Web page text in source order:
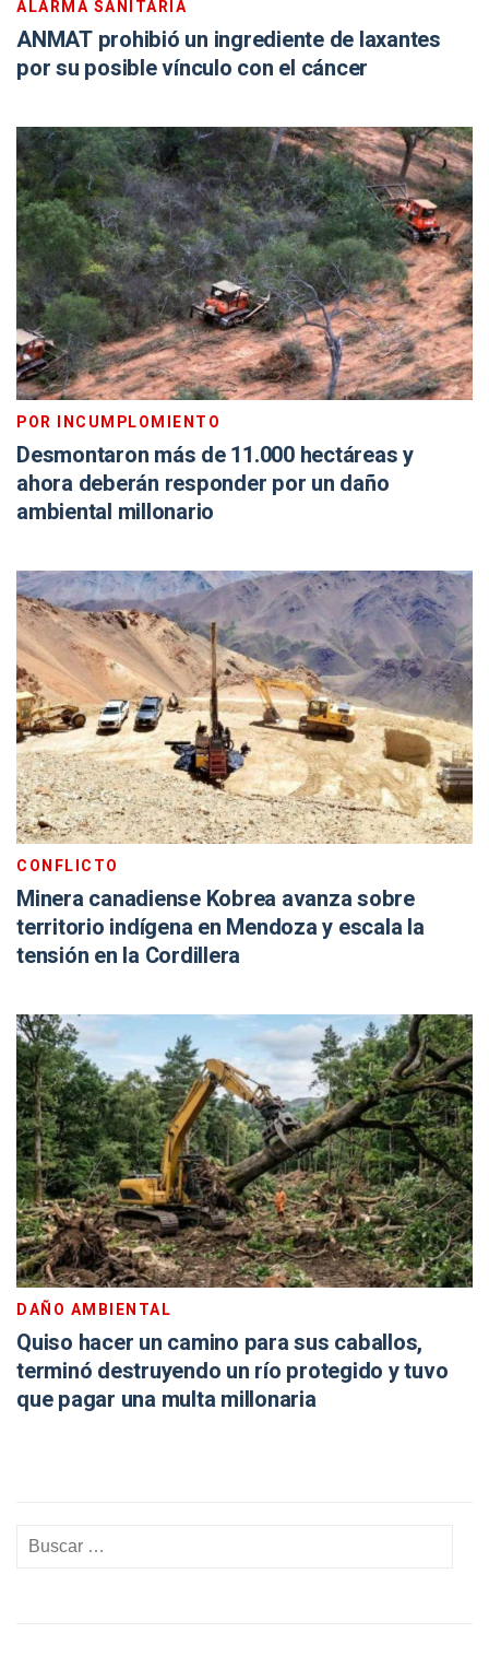
ALARMA SANITARIA
ANMAT prohibió un ingrediente de laxantes
por su posible vínculo con el cáncer
POR INCUMPLOMIENTO
Desmontaron más de 11.000 hectáreas y
ahora deberán responder por un daño
ambiental millonario
CONFLICTO
Minera canadiense Kobrea avanza sobre
territorio indígena en Mendoza y escala la
tensión en la Cordillera
DAÑO AMBIENTAL
Quiso hacer un camino para sus caballos,
terminó destruyendo un río protegido y tuvo
que pagar una multa millonaria